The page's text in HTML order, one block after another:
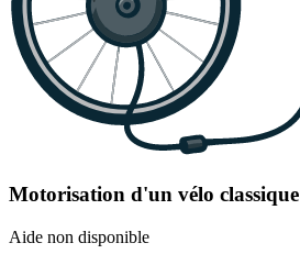
Motorisation d'un vélo classique
Aide non disponible